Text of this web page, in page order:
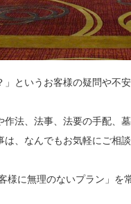
というお客様の疑問や不
作法、法事、法要の手配、
、なんでもお気軽にご相談
様に無理のないプラン」を